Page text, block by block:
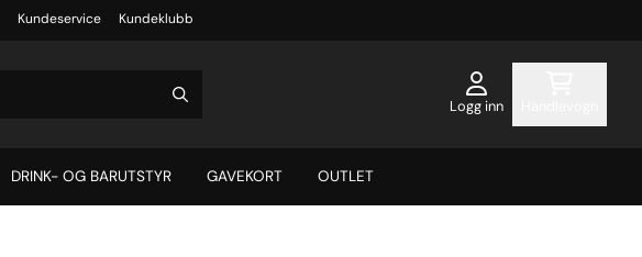
Kundeservice Kundeklubb
Logg inn
DRINK- OG BARUTSTYR GAVEKORT OUTLET